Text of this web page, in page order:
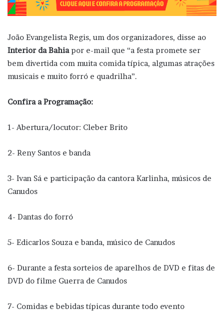
João Evangelista Regis, um dos organizadores, disse ao
Interior da Bahiapor e-mail que “a festa promete ser
bem divertida com muita comida típica, algumas atrações
musicais e muito forró e quadrilha”.
Confira a Programação:
1- Abertura/locutor: Cleber Brito
2- Reny Santos e banda
3- Ivan Sá e participação da cantora Karlinha, músicos de
Canudos
4- Dantas do forró
5- Edicarlos Souza e banda, músico de Canudos
6- Durante a festa sorteios de aparelhos de DVD e fitas de
DVD do filme Guerra de Canudos
7- Comidas e bebidas típicas durante todo evento